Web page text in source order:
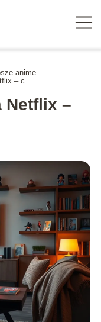
anime
– co
Netflix –